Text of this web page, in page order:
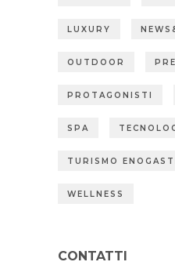
LUXURY
OUTDOOR
PROTAGONISTI
SPA
TURISMO
WELLNESS
CONTATTI